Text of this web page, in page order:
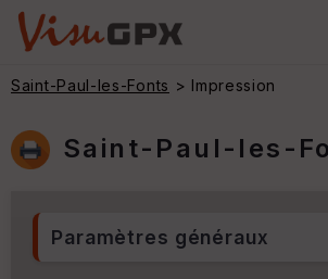
Saint-Paul-les-Fonts > Impression
Saint-Paul-les-
Paramètres généraux